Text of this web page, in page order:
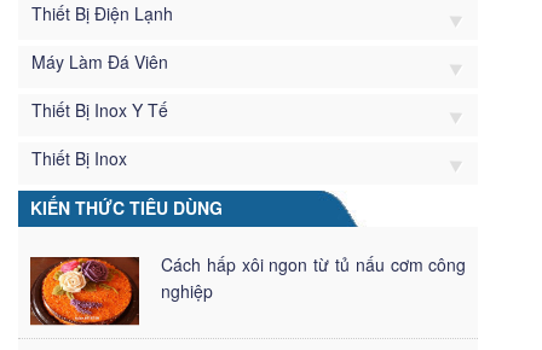
Thiết Bị Điện Lạnh
Máy Làm Đá Viên
Thiết Bị Inox Y Tế
Thiết Bị Inox
KIẾN THỨC TIÊU DÙNG
Cách hấp xôi ngon từ tủ nấu cơm công
nghiệp